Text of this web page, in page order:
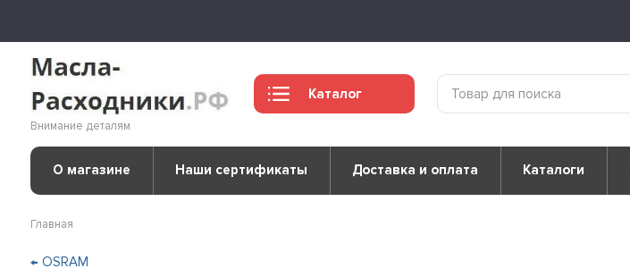
Внимание деталям
Каталог
О магазине Наши сертификаты Доставка и оплата Каталоги
Главная
← OSRAM